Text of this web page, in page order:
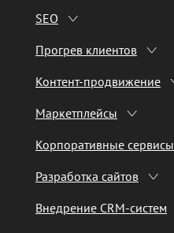
SEO
Прогрев клиентов
Контент-продвижение
Маркетплейсы
Корпоративные сервисы
Разработка сайтов
Внедрение CRM-систем